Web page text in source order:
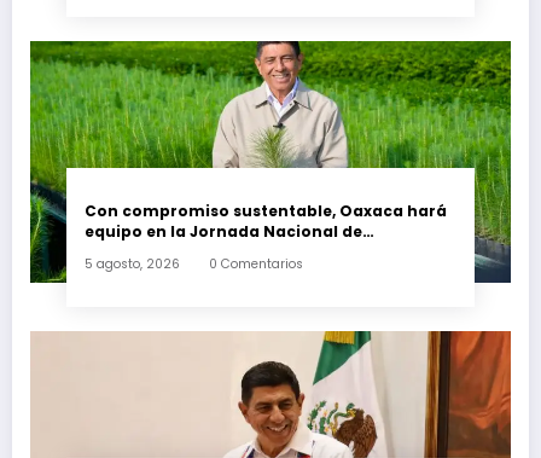
Con compromiso sustentable, Oaxaca hará
equipo en la Jornada Nacional de
5 agosto, 2026 0 Comentarios